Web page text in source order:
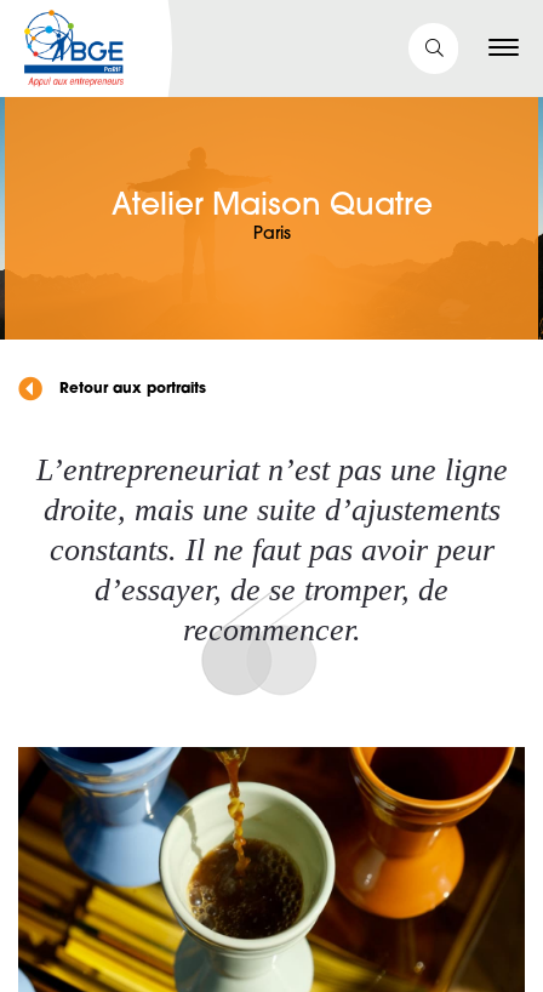
Atelier Maison Quatre
Paris
Retour aux portraits
L’entrepreneuriat n’est pas une ligne
droite, mais une suite d’ajustements
constants. Il ne faut pas avoir peur
d’essayer, de se tromper, de
recommencer.